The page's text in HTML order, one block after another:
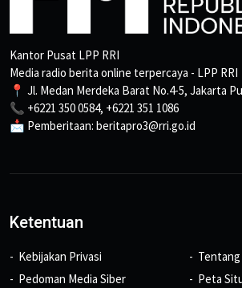
Kantor Pusat LPP RRI
Media radio berita online terpercaya - LPP RRI
📍 Jl. Medan Merdeka Barat No.4-5, Jakarta
📞 +6221 350 0584, +6221 351 1086
📩 Pemberitaan: beritapro3@rri.go.id
Ketentuan
Kebijakan Privasi
Pedoman Media Siber
Tentang
Peta